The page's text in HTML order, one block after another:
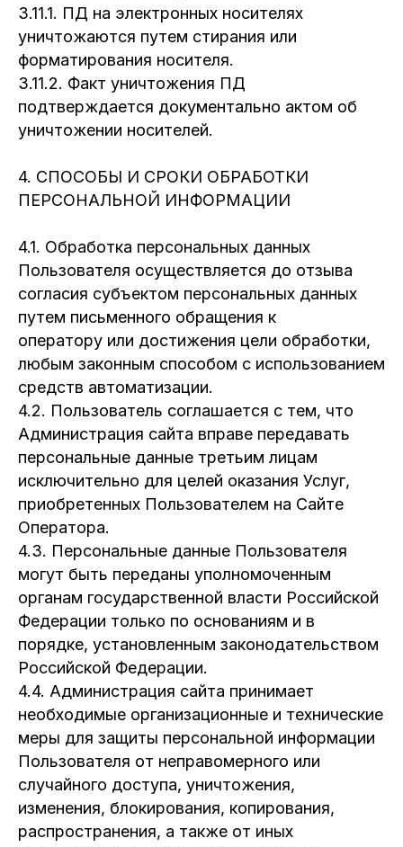
3.11.1. ПД на электронных носителях
уничтожаются путем стирания или
форматирования носителя.
3.11.2. Факт уничтожения ПД
подтверждается документально актом об
уничтожении носителей.
4. СПОСОБЫ И СРОКИ ОБРАБОТКИ
ПЕРСОНАЛЬНОЙ ИНФОРМАЦИИ
4.1. Обработка персональных данных
Пользователя осуществляется до отзыва
согласия субъектом персональных данных
путем письменного обращения к
оператору или достижения цели обработки,
любым законным способом с использованием
средств автоматизации.
4.2. Пользователь соглашается с тем, что
Администрация сайта вправе передавать
персональные данные третьим лицам
исключительно для целей оказания Услуг,
приобретенных Пользователем на Сайте
Оператора.
4.3. Персональные данные Пользователя
могут быть переданы уполномоченным
органам государственной власти Российской
Федерации только по основаниям и в
порядке, установленным законодательством
Российской Федерации.
4.4. Администрация сайта принимает
необходимые организационные и технические
меры для защиты персональной информации
Пользователя от неправомерного или
случайного доступа, уничтожения,
изменения, блокирования, копирования,
распространения, а также от иных